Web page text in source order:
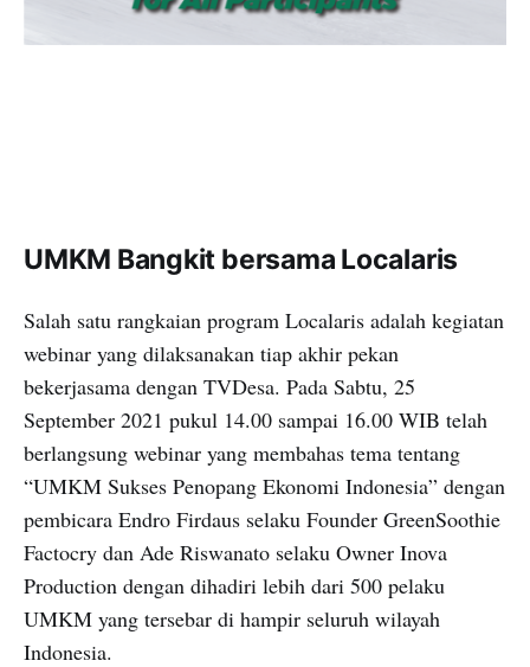
UMKM Bangkit bersama Localaris
Salah satu rangkaian program Localaris adalah kegiatan
webinar yang dilaksanakan tiap akhir pekan
bekerjasama dengan TVDesa. Pada Sabtu, 25
September 2021 pukul 14.00 sampai 16.00 WIB telah
berlangsung webinar yang membahas tema tentang
“UMKM Sukses Penopang Ekonomi Indonesia” dengan
pembicara Endro Firdaus selaku Founder GreenSoothie
Factocry dan Ade Riswanato selaku Owner Inova
Production dengan dihadiri lebih dari 500 pelaku
UMKM yang tersebar di hampir seluruh wilayah
Indonesia.